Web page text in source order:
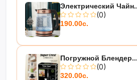
Электрический
(0)
190.00с.
Погружной Блендер...
(0)
320.00с.